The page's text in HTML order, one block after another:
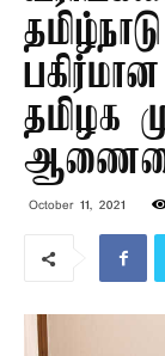
தமிழக
October 11, 2021